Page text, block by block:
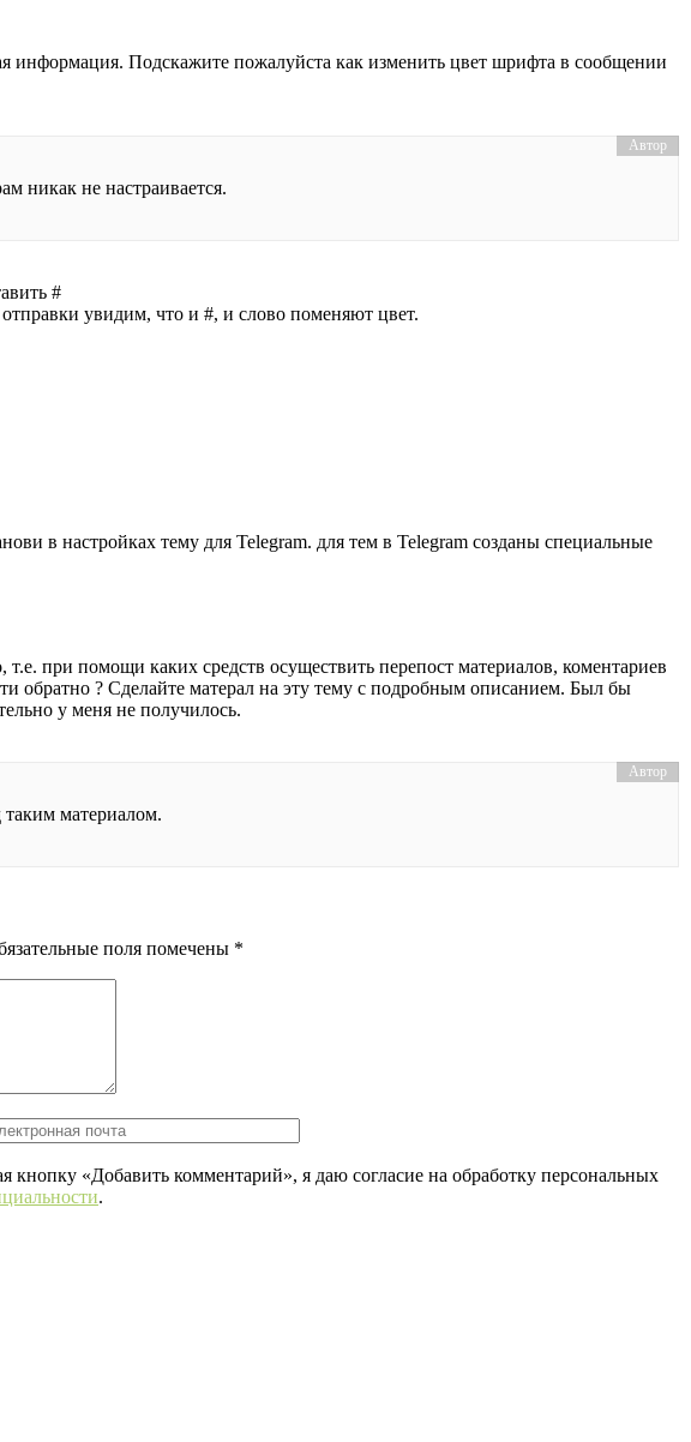
информация. Подскажите пожалуйста как изменить цвет шрифта в сообщении
никак не настраивается.
#
увидим, что и #, и слово поменяют цвет.
в настройках тему для Telegram. для тем в Telegram созданы специальные
при помощи каких средств осуществить перепост материалов, коментариев
обратно ? Сделайте матерал на эту тему с подробным описанием. Был бы
у меня не получилось.
материалом.
поля помечены *
кнопку «Добавить комментарий», я даю согласие на обработку персональных
.